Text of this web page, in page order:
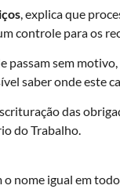
, explica que
controle para os
passam sem
saber onde este
das
do Trabalho.
nome igual em